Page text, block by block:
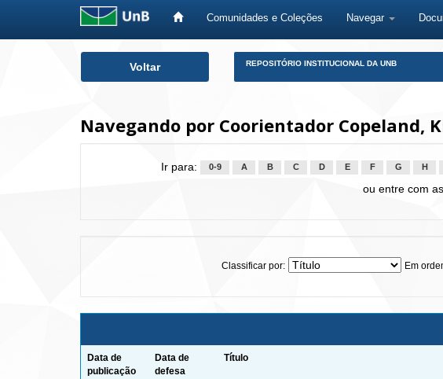
Comunidades e Coleções Navegar
Voltar REPOSITÓRIO INSTITUCIONAL DA UNB
Navegando por Coorientador Copeland,
Ir para: 0-9 A B C D E F G H
ou entre com
Classificar por: Em
Data de
publicação
Data de
defesa
Título